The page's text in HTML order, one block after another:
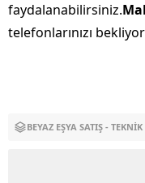
faydalanabilirsiniz.
telefonlarınızı
BEYAZ EŞYA SATIŞ - TEKNIK